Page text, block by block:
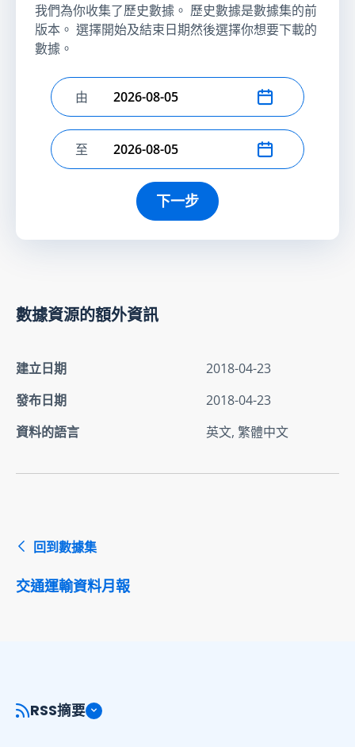
我們為你收集了歷史數據。 歷史數據是數據集的前
版本。 選擇開始及結束日期然後選擇你想要下載的
數據。
選擇開始日期
由
選擇結束日期
至
下一步
數據資源的額外資訊
建立日期
2018-04-23
發布日期
2018-04-23
資料的語言
英文, 繁體中文
回到數據集
交通運輸資料月報
RSS摘要